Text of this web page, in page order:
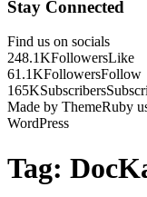
Stay Connected
Find us on socials
248.1KFollowersLike
61.1KFollowersFollow
165KSubscribers
Made by ThemeRuby
WordPress
Tag: